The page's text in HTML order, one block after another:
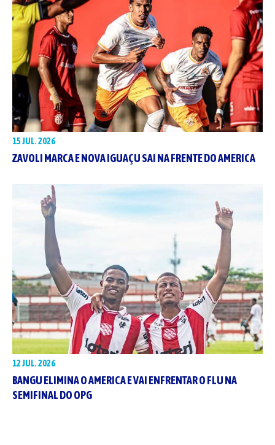
15 JUL. 2026
ZAVOLI MARCA E NOVA IGUAÇU SAI NA FRENTE DO AMERICA
12 JUL. 2026
BANGU ELIMINA O AMERICA E VAI ENFRENTAR O FLU NA
SEMIFINAL DO OPG